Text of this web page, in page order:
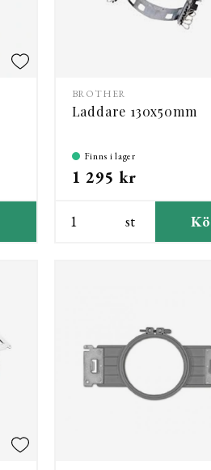
BROTHER
Laddare 130x50mm
Finns i lager
1 295 kr
st